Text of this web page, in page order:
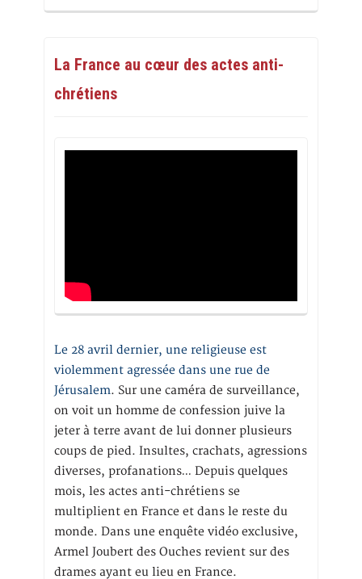
La France au cœur des actes anti-
chrétiens
Le 28 avril dernier, une religieuse est
violemment agressée dans une rue de
Jérusalem. Sur une caméra de surveillance,
on voit un homme de confession juive la
jeter à terre avant de lui donner plusieurs
coups de pied. Insultes, crachats, agressions
diverses, profanations… Depuis quelques
mois, les actes anti-chrétiens se
multiplient en France et dans le reste du
monde. Dans une enquête vidéo exclusive,
Armel Joubert des Ouches revient sur des
drames ayant eu lieu en France.